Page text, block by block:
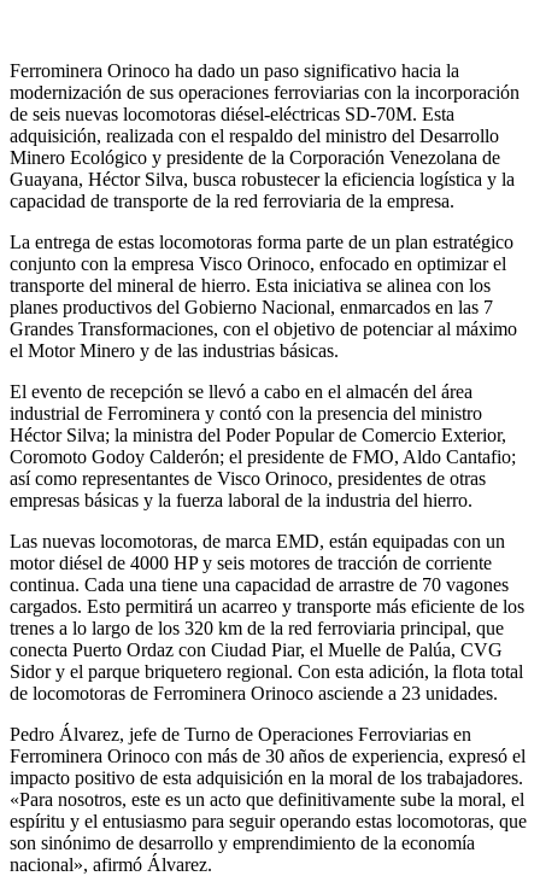
Ferrominera Orinoco ha dado un paso significativo hacia la
modernización de sus operaciones ferroviarias con la incorporación
de seis nuevas locomotoras diésel-eléctricas SD-70M. Esta
adquisición, realizada con el respaldo del ministro del Desarrollo
Minero Ecológico y presidente de la Corporación Venezolana de
Guayana, Héctor Silva, busca robustecer la eficiencia logística y la
capacidad de transporte de la red ferroviaria de la empresa.
La entrega de estas locomotoras forma parte de un plan estratégico
conjunto con la empresa Visco Orinoco, enfocado en optimizar el
transporte del mineral de hierro. Esta iniciativa se alinea con los
planes productivos del Gobierno Nacional, enmarcados en las 7
Grandes Transformaciones, con el objetivo de potenciar al máximo
el Motor Minero y de las industrias básicas.
El evento de recepción se llevó a cabo en el almacén del área
industrial de Ferrominera y contó con la presencia del ministro
Héctor Silva; la ministra del Poder Popular de Comercio Exterior,
Coromoto Godoy Calderón; el presidente de FMO, Aldo Cantafio;
así como representantes de Visco Orinoco, presidentes de otras
empresas básicas y la fuerza laboral de la industria del hierro.
Las nuevas locomotoras, de marca EMD, están equipadas con un
motor diésel de 4000 HP y seis motores de tracción de corriente
continua. Cada una tiene una capacidad de arrastre de 70 vagones
cargados. Esto permitirá un acarreo y transporte más eficiente de los
trenes a lo largo de los 320 km de la red ferroviaria principal, que
conecta Puerto Ordaz con Ciudad Piar, el Muelle de Palúa, CVG
Sidor y el parque briquetero regional. Con esta adición, la flota total
de locomotoras de Ferrominera Orinoco asciende a 23 unidades.
Pedro Álvarez, jefe de Turno de Operaciones Ferroviarias en
Ferrominera Orinoco con más de 30 años de experiencia, expresó el
impacto positivo de esta adquisición en la moral de los trabajadores.
«Para nosotros, este es un acto que definitivamente sube la moral, el
espíritu y el entusiasmo para seguir operando estas locomotoras, que
son sinónimo de desarrollo y emprendimiento de la economía
nacional», afirmó Álvarez.